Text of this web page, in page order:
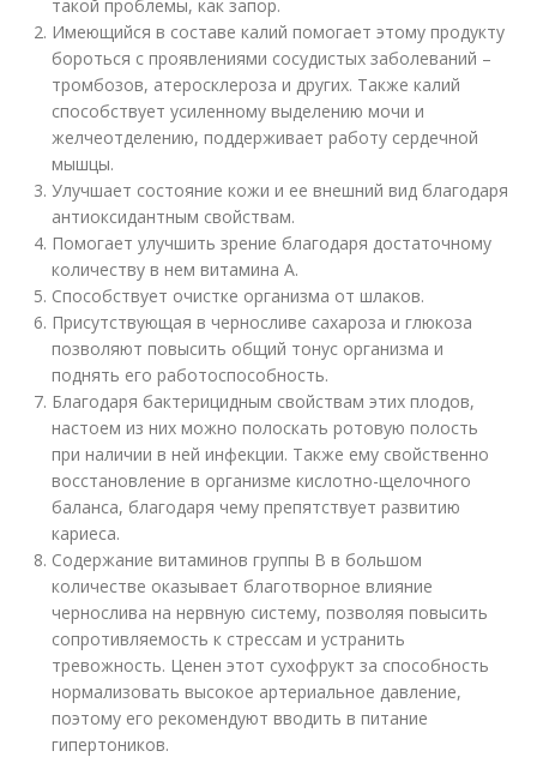
такой проблемы, как запор.
Имеющийся в составе калий помогает этому продукту
бороться с проявлениями сосудистых заболеваний –
тромбозов, атеросклероза и других. Также калий
способствует усиленному выделению мочи и
желчеотделению, поддерживает работу сердечной
мышцы.
Улучшает состояние кожи и ее внешний вид благодаря
антиоксидантным свойствам.
Помогает улучшить зрение благодаря достаточному
количеству в нем витамина А.
Способствует очистке организма от шлаков.
Присутствующая в черносливе сахароза и глюкоза
позволяют повысить общий тонус организма и
поднять его работоспособность.
Благодаря бактерицидным свойствам этих плодов,
настоем из них можно полоскать ротовую полость
при наличии в ней инфекции. Также ему свойственно
восстановление в организме кислотно-щелочного
баланса, благодаря чему препятствует развитию
кариеса.
Содержание витаминов группы В в большом
количестве оказывает благотворное влияние
чернослива на нервную систему, позволяя повысить
сопротивляемость к стрессам и устранить
тревожность. Ценен этот сухофрукт за способность
нормализовать высокое артериальное давление,
поэтому его рекомендуют вводить в питание
гипертоников.